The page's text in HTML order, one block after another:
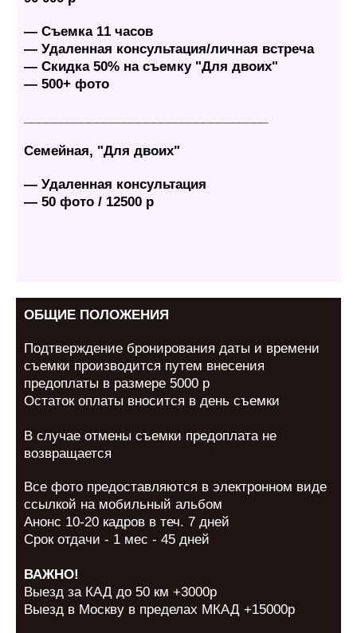
— Съемка 11 часов
— Удаленная консультация/личная встреча
— Скидка 50% на съемку "Для двоих"
— 500+ фото
Семейная, "Для двоих"
— Удаленная консультация
— 50 фото / 12500 р
ОБЩИЕ ПОЛОЖЕНИЯ
Подтверждение бронирования даты и времени
съемки производится путем внесения
предоплаты в размере 5000 р
Остаток оплаты вносится в день съемки
В случае отмены съемки предоплата не
возвращается
Все фото предоставляются в электронном виде
ссылкой на мобильный альбом
Анонс 10-20 кадров в теч. 7 дней
Срок отдачи - 1 мес - 45 дней
ВАЖНО!
Выезд за КАД до 50 км +3000р
Выезд в Москву в пределах МКАД +15000р